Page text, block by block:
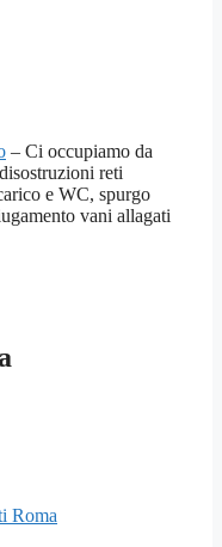
– Ci occupiamo da
reti
e WC, spurgo
vani allagati
Roma